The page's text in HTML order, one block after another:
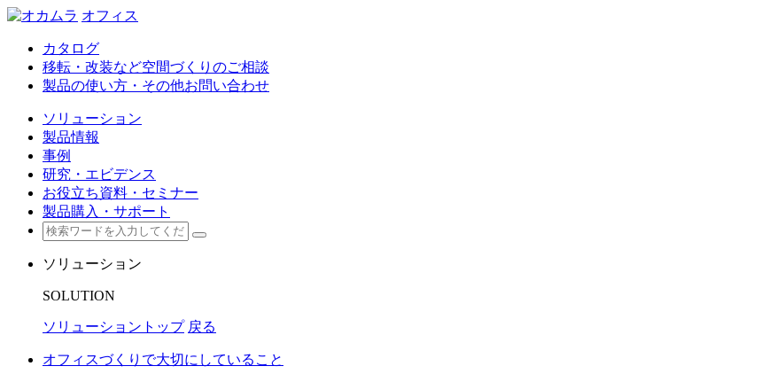
オフィス
カタログ
移転・改装など空間づくりのご相談
製品の使い方・その他お問い合わせ
ソリューション
製品情報
事例
研究・エビデンス
お役立ち資料・セミナー
製品購入・サポート
ソリューション
SOLUTION
ソリューショントップ 戻る
オフィスづくりで大切にしていること